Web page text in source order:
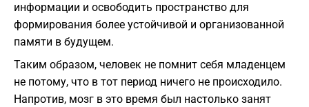
информации и освободить пространство для
формирования более устойчивой и организованной
памяти в будущем.
Таким образом, человек не помнит себя младенцем
не потому, что в тот период ничего не происходило.
Напротив, мозг в это время был настолько занят